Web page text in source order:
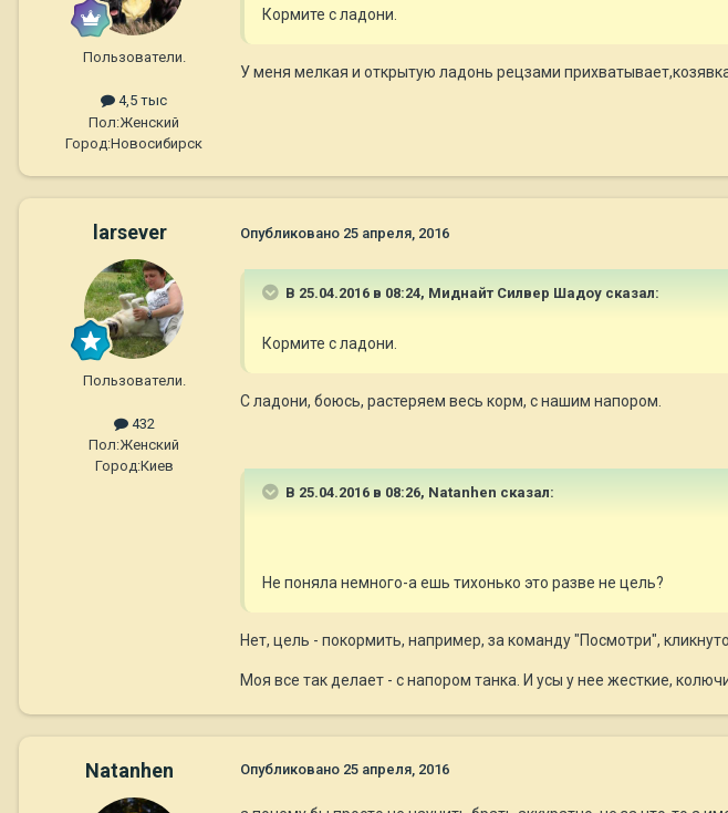
Пользователи.
4,5 тыс
Пол:Женский
Город:Новосибирск
Кормите с ладони.
У меня мелкая и открытую ладонь рецзами
larsever
Пользователи.
432
Пол:Женский
Город:Киев
Опубликовано 25 апреля, 2016
В 25.04.2016 в 08:24, Миднайт Силвер Шадоу сказал:
Кормите с ладони.
С ладони, боюсь, растеряем весь корм, с нашим напором.
В 25.04.2016 в 08:26, Natanhen сказал:
Не поняла немного-а ешь тихонько это разве не цель?
Нет, цель - покормить, например, за команду "Посмотри",
Моя все так делает - с напором танка. И усы у нее жесткие,
Natanhen Опубликовано 25 апреля, 2016